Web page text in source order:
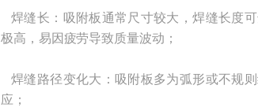
焊缝长：吸附板通常尺寸较大，焊缝长度
极高，易因疲劳导致质量波动；
焊缝路径变化大：吸附板多为弧形或不规
应；